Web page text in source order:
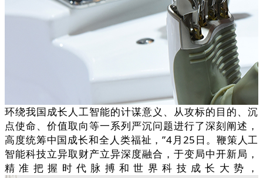
环绕我国成长人工智能的计谋意义、从攻标的目的、沉
点使命、价值取向等一系列严沉问题进行了深刻阐述，
高度统筹中国成长和全人类福祉，”4月25日。鞭策人工
智能科技立异取财产立异深度融合，于变局中开新局，
精准把握时代脉搏和世界科技成长大势，